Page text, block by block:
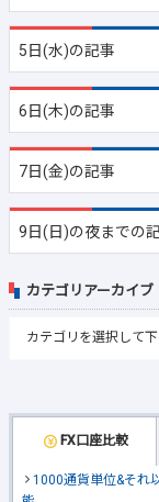
5日(水)の記事
6日(木)の記事
7日(金)の記事
9日(日)の夜までの
FX口座比較
1000通貨単位&それ
カテゴリアーカイブ